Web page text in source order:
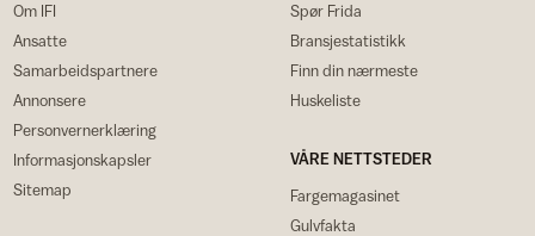
Om IFI
Ansatte
Samarbeidspartnere
Annonsere
Personvernerklæring
Informasjonskapsler
Sitemap
Spør Frida
Bransjestatistikk
Finn din nærmeste
Huskeliste
VÅRE NETTSTEDER
Fargemagasinet
Gulvfakta